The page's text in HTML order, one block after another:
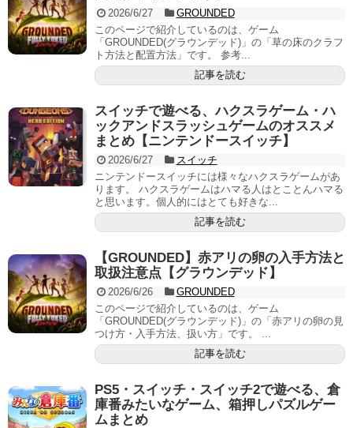
2026/6/27
GROUNDED
このページで紹介しているのは、ゲーム
「GROUNDED(グラウンデッド)」の「草の床のクラフ
ト方法と配置方法」です。 参考...
記事を読む
スイッチで遊べる、ハクスラゲーム・ハ
ックアンドスラッシュゲームのオススメ
まとめ【ニンテンドースイッチ】
2026/6/27
スイッチ
ニンテンドースイッチには様々なハクスラゲームがあ
ります。 ハクスラゲームはハマる人はとことんハマる
と思います。個人的にはとても好きな...
記事を読む
【GROUNDED】赤アリの卵の入手方法と
取扱注意点【グラウンデッド】
2026/6/26
GROUNDED
このページで紹介しているのは、ゲーム
「GROUNDED(グラウンデッド)」の「赤アリの卵の見
つけ方・入手方法、扱い方」です。 ...
記事を読む
PS5・スイッチ・スイッチ2で遊べる、倉
庫番みたいなゲーム、箱押しパズルゲー
ムまとめ